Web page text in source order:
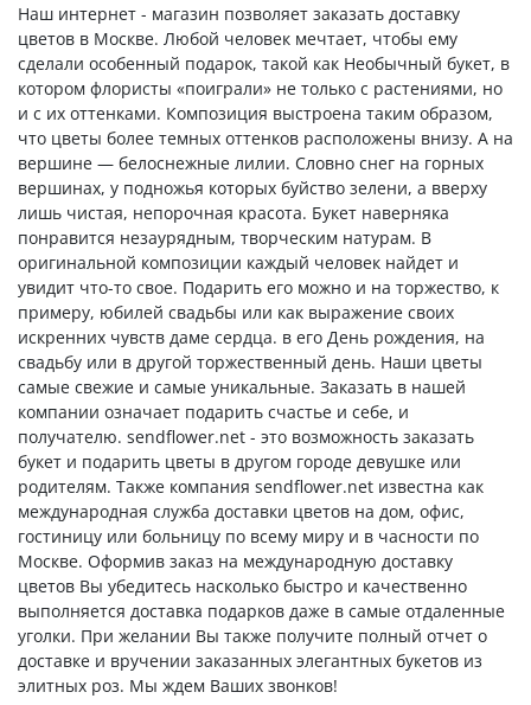
Наш интернет - магазин позволяет заказать доставку
цветов в Москве. Любой человек мечтает, чтобы ему
сделали особенный подарок, такой как Необычный букет, в
котором флористы «поиграли» не только с растениями, но
и с их оттенками. Композиция выстроена таким образом,
что цветы более темных оттенков расположены внизу. А на
вершине — белоснежные лилии. Словно снег на горных
вершинах, у подножья которых буйство зелени, а вверху
лишь чистая, непорочная красота. Букет наверняка
понравится незаурядным, творческим натурам. В
оригинальной композиции каждый человек найдет и
увидит что-то свое. Подарить его можно и на торжество, к
примеру, юбилей свадьбы или как выражение своих
искренних чувств даме сердца. в его День рождения, на
свадьбу или в другой торжественный день. Наши цветы
самые свежие и самые уникальные. Заказать в нашей
компании означает подарить счастье и себе, и
получателю. sendflower.net - это возможность заказать
букет и подарить цветы в другом городе девушке или
родителям. Также компания sendflower.net известна как
международная служба доставки цветов на дом, офис,
гостиницу или больницу по всему миру и в часности по
Москве. Оформив заказ на международную доставку
цветов Вы убедитесь насколько быстро и качественно
выполняется доставка подарков даже в самые отдаленные
уголки. При желании Вы также получите полный отчет о
доставке и вручении заказанных элегантных букетов из
элитных роз. Мы ждем Ваших звонков!